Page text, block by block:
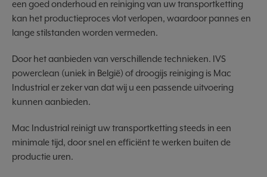
een goed onderhoud en reiniging van uw transportketting
kan het productieproces vlot verlopen, waardoor pannes en
lange stilstanden worden vermeden.
Door het aanbieden van verschillende technieken. IVS
powerclean (uniek in België) of droogijs reiniging is Mac
Industrial er zeker van dat wij u een passende uitvoering
kunnen aanbieden.
Mac Industrial reinigt uw transportketting steeds in een
minimale tijd, door snel en efficiënt te werken buiten de
productie uren.